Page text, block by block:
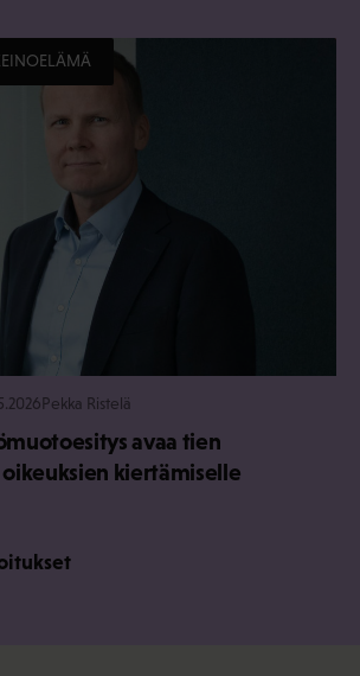
Pekka Ristelä
avaa tien
kiertämiselle